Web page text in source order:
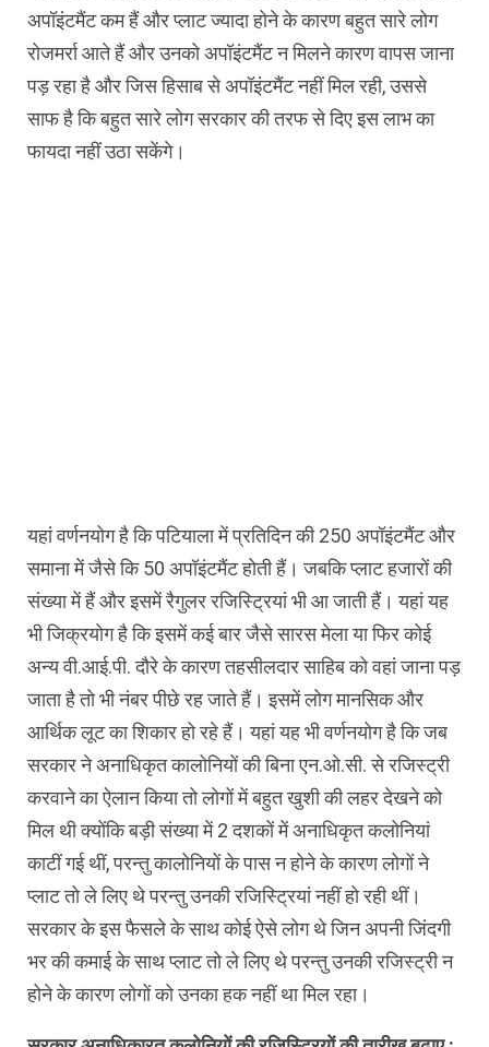
अपॉइंटमैंट कम हैं और प्लाट ज्यादा होने के कारण बहुत सारे लोग
रोजमर्रा आते हैं और उनको अपॉइंटमैंट न मिलने कारण वापस जाना
पड़ रहा है और जिस हिसाब से अपॉइंटमैंट नहीं मिल रही, उससे
साफ है कि बहुत सारे लोग सरकार की तरफ से दिए इस लाभ का
फायदा नहीं उठा सकेंगे।
यहां वर्णनयोग है कि पटियाला में प्रतिदिन की 250 अपॉइंटमैंट और
समाना में जैसे कि 50 अपॉइंटमैंट होती हैं। जबकि प्लाट हजारों की
संख्या में हैं और इसमें रैगुलर रजिस्ट्रियां भी आ जाती हैं। यहां यह
भी जिक्रयोग है कि इसमें कई बार जैसे सारस मेला या फिर कोई
अन्य वी.आई.पी. दौरे के कारण तहसीलदार साहिब को वहां जाना पड़
जाता है तो भी नंबर पीछे रह जाते हैं। इसमें लोग मानसिक और
आर्थिक लूट का शिकार हो रहे हैं। यहां यह भी वर्णनयोग है कि जब
सरकार ने अनाधिकृत कालोनियों की बिना एन.ओ.सी. से रजिस्ट्री
करवाने का ऐलान किया तो लोगों में बहुत खुशी की लहर देखने को
मिल थी क्योंकि बड़ी संख्या में 2 दशकों में अनाधिकृत कलोनियां
काटीं गई थीं, परन्तु कालोनियों के पास न होने के कारण लोगों ने
प्लाट तो ले लिए थे परन्तु उनकी रजिस्ट्रियां नहीं हो रही थीं।
सरकार के इस फैसले के साथ कोई ऐसे लोग थे जिन अपनी जिंदगी
भर की कमाई के साथ प्लाट तो ले लिए थे परन्तु उनकी रजिस्ट्री न
होने के कारण लोगों को उनका हक नहीं था मिल रहा।